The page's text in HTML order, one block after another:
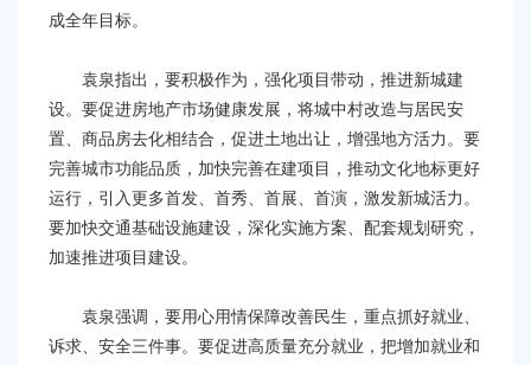
成全年目标。
袁泉指出，要积极作为，强化项目带动，推进新城建
设。要促进房地产市场健康发展，将城中村改造与居民安
置、商品房去化相结合，促进土地出让，增强地方活力。要
完善城市功能品质，加快完善在建项目，推动文化地标更好
运行，引入更多首发、首秀、首展、首演，激发新城活力。
要加快交通基础设施建设，深化实施方案、配套规划研究，
加速推进项目建设。
袁泉强调，要用心用情保障改善民生，重点抓好就业、
诉求、安全三件事。要促进高质量充分就业，把增加就业和